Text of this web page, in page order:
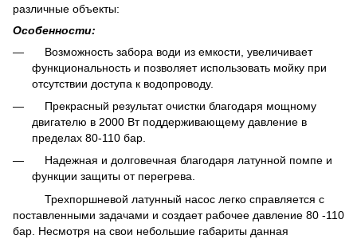
различные объекты:
Особенности:
Возможность забора води из емкости, увеличивает
функциональность и позволяет использовать мойку при
отсутствии доступа к водопроводу.
Прекрасный результат очистки благодаря мощному
двигателю в 2000 Вт поддерживающему давление в
пределах 80-110 бар.
Надежная и долговечная благодаря латунной помпе и
функции защиты от перегрева.
Трехпоршневой латунный насос легко справляется с
поставленными задачами и создает рабочее давление 80 -110
бар. Несмотря на свои небольшие габариты данная